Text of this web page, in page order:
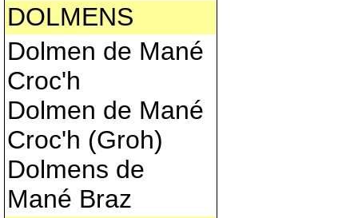
DOLMENS
Dolmen de Mané
Croc'h
Dolmen de Mané
Croc'h (Groh)
Dolmens de
Mané Braz